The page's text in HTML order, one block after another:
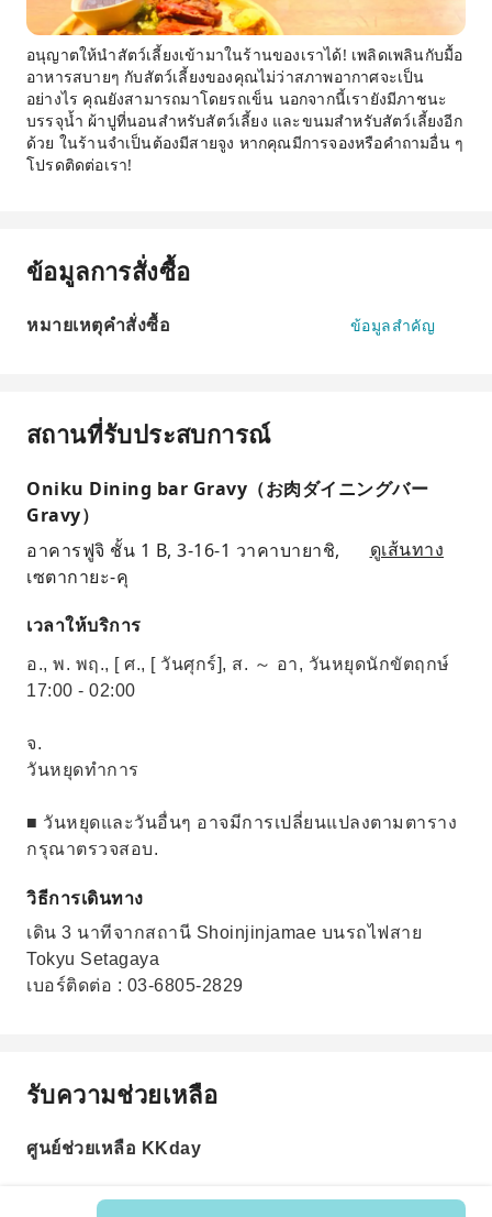
อนุญาตให้นำสัตว์เลี้ยงเข้ามาในร้านของเราได้! เพลิดเพลินกับมื้อ
อาหารสบายๆ กับสัตว์เลี้ยงของคุณไม่ว่าสภาพอากาศจะเป็น
อย่างไร คุณยังสามารถมาโดยรถเข็น นอกจากนี้เรายังมีภาชนะ
บรรจุน้ำ ผ้าปูที่นอนสำหรับสัตว์เลี้ยง และขนมสำหรับสัตว์เลี้ยงอีก
ด้วย ในร้านจำเป็นต้องมีสายจูง หากคุณมีการจองหรือคำถามอื่น ๆ
โปรดติดต่อเรา!
ข้อมูลการสั่งซื้อ
หมายเหตุคำสั่งซื้อ ข้อมูลสำคัญ
สถานที่รับประสบการณ์
Oniku Dining bar Gravy（お肉ダイニングバー
Gravy）
อาคารฟูจิ ชั้น 1 B, 3-16-1 วาคาบายาชิ,
เซตากายะ-คุ
ดูเส้นทาง
เวลาให้บริการ
อ., พ. พฤ., [ ศ., [ วันศุกร์], ส. ～ อา, วันหยุดนักขัตฤกษ์
17:00 - 02:00
จ.
วันหยุดทำการ
■ วันหยุดและวันอื่นๆ อาจมีการเปลี่ยนแปลงตามตาราง
กรุณาตรวจสอบ.
วิธีการเดินทาง
เดิน 3 นาทีจากสถานี Shoinjinjamae บนรถไฟสาย
Tokyu Setagaya
เบอร์ติดต่อ : 03-6805-2829
รับความช่วยเหลือ
ศูนย์ช่วยเหลือ KKday